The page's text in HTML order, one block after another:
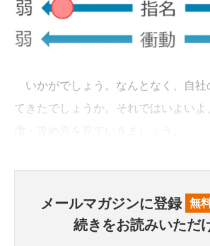
いかがでしょう。なんとなく、自社
てきたでしょうか。それではいよい
メールマガジンに登録 無
続きをお読みいただ